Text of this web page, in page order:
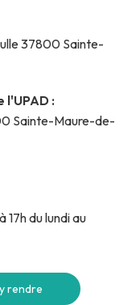
37800 Sainte-
l'UPAD :
Sainte-Maure-de-
17h du lundi au
rendre